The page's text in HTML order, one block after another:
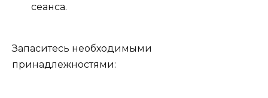
сеанса.
Запаситесь необходимыми
принадлежностями: